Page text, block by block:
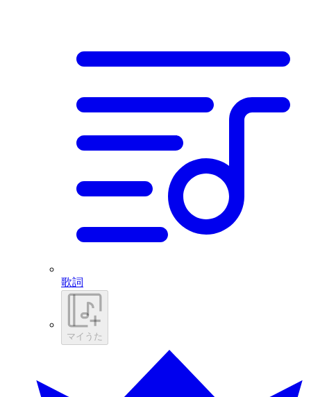
歌詞
マイうた